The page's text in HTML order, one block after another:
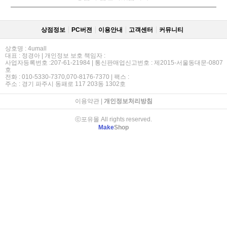
상점정보 PC버젼 이용안내 고객센터 커뮤니티
상호명 : 4umall
대표 : 정경아 | 개인정보 보호 책임자 :
사업자등록번호 :207-61-21984 | 통신판매업신고번호 : 제2015-서울동대문-0807
호
전화 : 010-5330-7370,070-8176-7370 | 팩스 :
주소 : 경기 파주시 동패로 117 203동 1302호
이용약관| 개인정보처리방침
ⓒ포유몰 All rights reserved.
MakeShop